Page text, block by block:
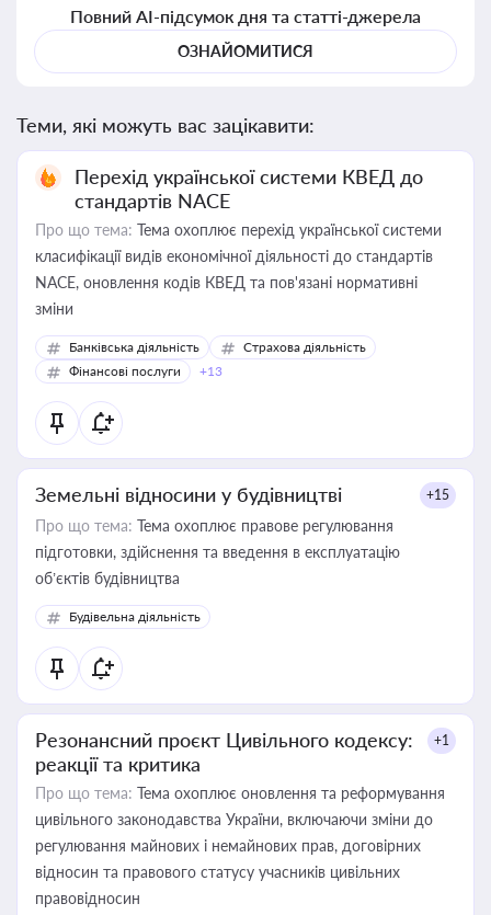
Повний AI-підсумок дня та статті-джерела
ОЗНАЙОМИТИСЯ
Теми, які можуть вас зацікавити:
Перехід української системи КВЕД до
стандартів NACE
Про що тема: Тема охоплює перехід української системи
класифікації видів економічної діяльності до стандартів
NACE, оновлення кодів КВЕД та пов'язані нормативні
зміни
Банківська діяльність
Страхова діяльність
Фінансові послуги
+13
Земельні відносини у будівництві +15
Про що тема: Тема охоплює правове регулювання
підготовки, здійснення та введення в експлуатацію
об’єктів будівництва
Будівельна діяльність
Резонансний проєкт Цивільного кодексу:
реакції та критика
+1
Про що тема: Тема охоплює оновлення та реформування
цивільного законодавства України, включаючи зміни до
регулювання майнових і немайнових прав, договірних
відносин та правового статусу учасників цивільних
правовідносин